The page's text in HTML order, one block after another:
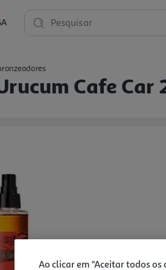
Pesquisar
Cafe Car
Ao clicar em "Aceitar todos